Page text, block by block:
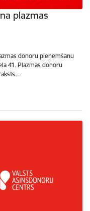
plazmas
donoru pieņemšanu
41. Plazmas donoru